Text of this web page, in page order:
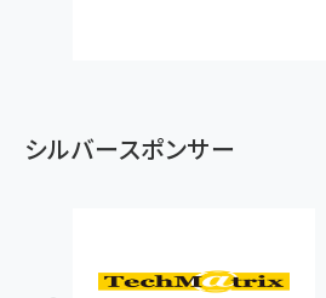
シルバースポンサー